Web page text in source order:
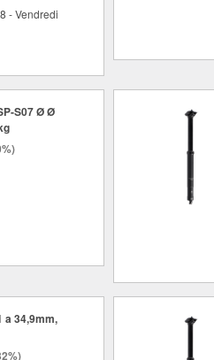
- Vendredi
S07 Ø Ø
a 34,9mm,